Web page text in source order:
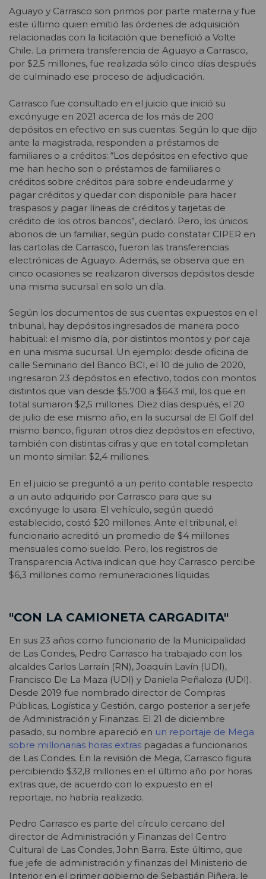
Aguayo y Carrasco son primos por parte materna y fue
este último quien emitió las órdenes de adquisición
relacionadas con la licitación que benefició a Volte
Chile. La primera transferencia de Aguayo a Carrasco,
por $2,5 millones, fue realizada sólo cinco días después
de culminado ese proceso de adjudicación.
Carrasco fue consultado en el juicio que inició su
excónyuge en 2021 acerca de los más de 200
depósitos en efectivo en sus cuentas. Según lo que dijo
ante la magistrada, responden a préstamos de
familiares o a créditos: “Los depósitos en efectivo que
me han hecho son o préstamos de familiares o
créditos sobre créditos para sobre endeudarme y
pagar créditos y quedar con disponible para hacer
traspasos y pagar líneas de créditos y tarjetas de
crédito de los otros bancos”, declaró. Pero, los únicos
abonos de un familiar, según pudo constatar CIPER en
las cartolas de Carrasco, fueron las transferencias
electrónicas de Aguayo. Además, se observa que en
cinco ocasiones se realizaron diversos depósitos desde
una misma sucursal en solo un día.
Según los documentos de sus cuentas expuestos en el
tribunal, hay depósitos ingresados de manera poco
habitual: el mismo día, por distintos montos y por caja
en una misma sucursal. Un ejemplo: desde oficina de
calle Seminario del Banco BCI, el 10 de julio de 2020,
ingresaron 23 depósitos en efectivo, todos con montos
distintos que van desde $5.700 a $643 mil, los que en
total sumaron $2,5 millones. Diez días después, el 20
de julio de ese mismo año, en la sucursal de El Golf del
mismo banco, figuran otros diez depósitos en efectivo,
también con distintas cifras y que en total completan
un monto similar: $2,4 millones.
En el juicio se preguntó a un perito contable respecto
a un auto adquirido por Carrasco para que su
excónyuge lo usara. El vehículo, según quedó
establecido, costó $20 millones. Ante el tribunal, el
funcionario acreditó un promedio de $4 millones
mensuales como sueldo. Pero, los registros de
Transparencia Activa indican que hoy Carrasco percibe
$6,3 millones como remuneraciones líquidas.
"CON LA CAMIONETA CARGADITA"
En sus 23 años como funcionario de la Municipalidad
de Las Condes, Pedro Carrasco ha trabajado con los
alcaldes Carlos Larraín (RN), Joaquín Lavín (UDI),
Francisco De La Maza (UDI) y Daniela Peñaloza (UDI).
Desde 2019 fue nombrado director de Compras
Públicas, Logística y Gestión, cargo posterior a ser jefe
de Administración y Finanzas. El 21 de diciembre
pasado, su nombre apareció en un reportaje de Mega
sobre millonarias horas extras pagadas a funcionarios
de Las Condes. En la revisión de Mega, Carrasco figura
percibiendo $32,8 millones en el último año por horas
extras que, de acuerdo con lo expuesto en el
reportaje, no habría realizado.
Pedro Carrasco es parte del círculo cercano del
director de Administración y Finanzas del Centro
Cultural de Las Condes, John Barra. Este último, que
fue jefe de administración y finanzas del Ministerio de
Interior en el primer gobierno de Sebastián Piñera, le